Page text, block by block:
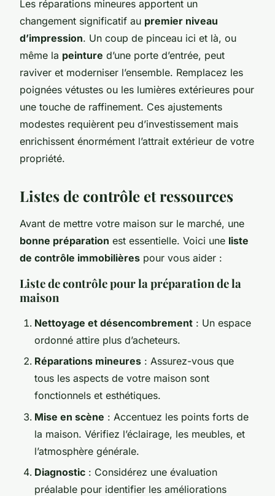
Les réparations mineures apportent un
changement significatif au premier niveau
d’impression. Un coup de pinceau ici et là, ou
même la peinture d’une porte d’entrée, peut
raviver et moderniser l’ensemble. Remplacez les
poignées vétustes ou les lumières extérieures pour
une touche de raffinement. Ces ajustements
modestes requièrent peu d’investissement mais
enrichissent énormément l’attrait extérieur de votre
propriété.
Listes de contrôle et ressources
Avant de mettre votre maison sur le marché, une
bonne préparation est essentielle. Voici une liste
de contrôle immobilières pour vous aider :
Liste de contrôle pour la préparation de la
maison
Nettoyage et désencombrement : Un espace
ordonné attire plus d’acheteurs.
Réparations mineures : Assurez-vous que
tous les aspects de votre maison sont
fonctionnels et esthétiques.
Mise en scène : Accentuez les points forts de
la maison. Vérifiez l’éclairage, les meubles, et
l’atmosphère générale.
Diagnostic : Considérez une évaluation
préalable pour identifier les améliorations